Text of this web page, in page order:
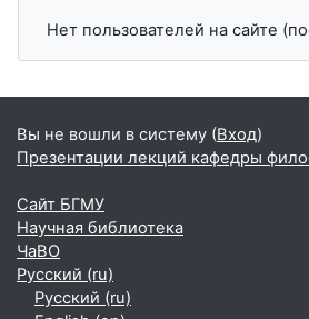
Нет пользователей на сайте
Вы не вошли в систему (Вход)
Презентации лекций кафедры
Сайт БГМУ
Научная библиотека
ЧаВО
Русский ‎(ru)‎
Русский ‎(ru)‎